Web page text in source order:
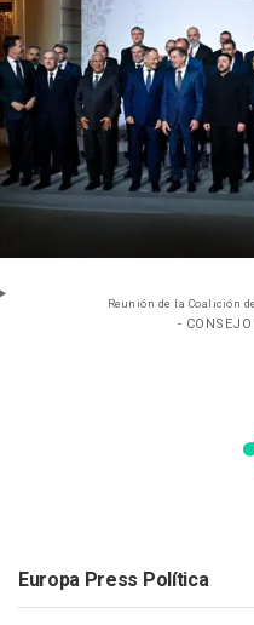
Reunión de la Coalición
-
Europa Press Política